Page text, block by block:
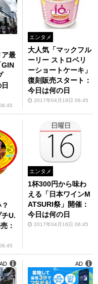
ア最
GIN
エンタメ
大人気「マックフル
ーリー ストロベリ
ーショートケーキ」
復刻販売スタート：
今日は何の日
2017年04月19日 06:45
チU.
：
エンタメ
1杯300円から味わ
える「日本ワインM
ATSURI祭」開催：
今日は何の日
2017年04月16日 06:45
AD AD